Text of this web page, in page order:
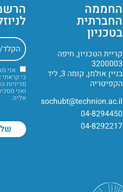
החממה
החברתית
בטכניון
קריית הטכניון, חיפה
3200003
בניין אולמן, קומה 3, ליד
הקפיטריה
sochubt@technion.ac.il
04-8294450
04-8292217
אני
כי
מדיניות
ואני
אליה.